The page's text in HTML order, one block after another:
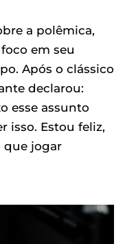
a polêmica,
em seu
Após o clássico
declarou:
esse assunto
isso. Estou feliz,
que jogar